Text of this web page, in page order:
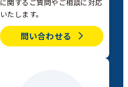
いたします。
問い合わせる